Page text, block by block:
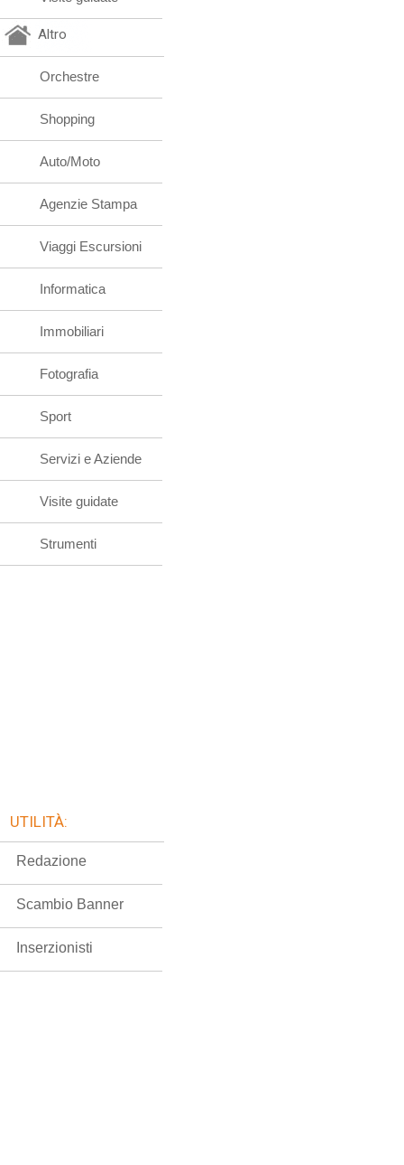
Altro
Orchestre
Shopping
Auto/Moto
Agenzie Stampa
Viaggi Escursioni
Informatica
Immobiliari
Fotografia
Sport
Servizi e Aziende
Visite guidate
Strumenti
UTILITÀ:
Redazione
Scambio Banner
Inserzionisti